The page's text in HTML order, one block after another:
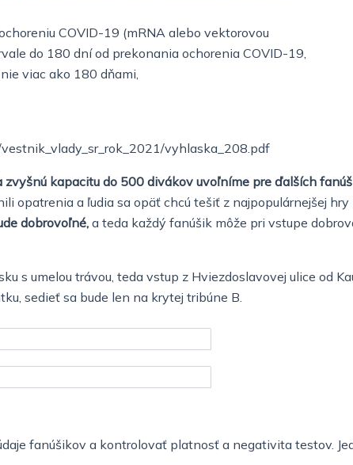
COVID-19 (mRNA alebo vektorovou
do 180 dní od prekonania ochorenia COVID-19,
viac ako 180 dňami,
vyhlaska_208.pdf
zvyšnú kapacitu do 500 divákov uvoľníme pre ďalších
opatrenia a ľudia sa opäť chcú tešiť z najpopulárnejšej
dobrovoľné, a teda každý fanúšik môže pri vstupe
s umelou trávou, teda vstup z Hviezdoslavovej ulice od
sedieť sa bude len na krytej tribúne B.
fanúšikov a kontrolovať platnosť a negativita testov.